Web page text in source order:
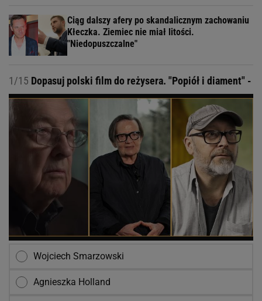
Ciąg dalszy afery po skandalicznym zachowaniu
Kłeczka. Ziemiec nie miał litości.
"Niedopuszczalne"
1/15 Dopasuj polski film do reżysera. "Popiół i diament" -
Wojciech Smarzowski
Agnieszka Holland